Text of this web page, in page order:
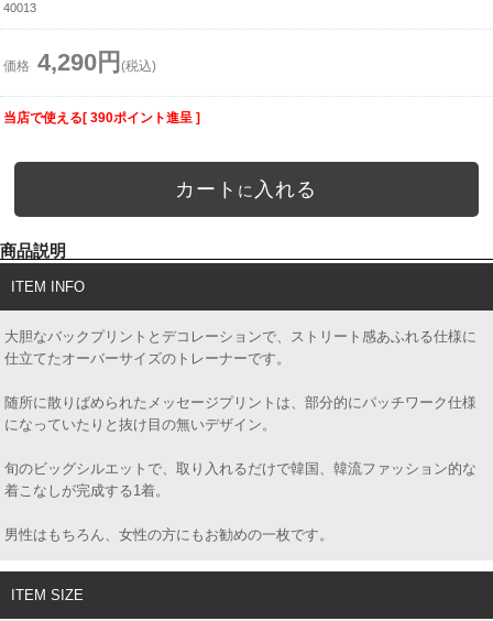
40013
価格 4,290円 (税込)
当店で使える[ 390ポイント進呈 ]
カート に 入れる
商品説明
ITEM INFO
大胆なバックプリントとデコレーションで、ストリート感あふれる仕様に
仕立てたオーバーサイズのトレーナーです。
随所に散りばめられたメッセージプリントは、部分的にパッチワーク仕様
になっていたりと抜け目の無いデザイン。
旬のビッグシルエットで、取り入れるだけで韓国、韓流ファッション的な
着こなしが完成する1着。
男性はもちろん、女性の方にもお勧めの一枚です。
ITEM SIZE